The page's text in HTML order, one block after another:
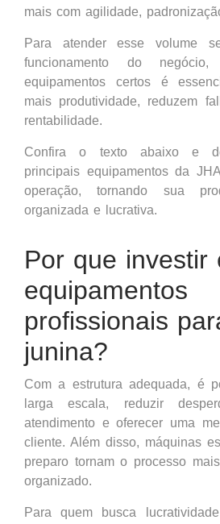
mais com agilidade,
Para atender esse volume
funcionamento do
equipamentos certos é
mais produtividade, reduzem
rentabilidade.
Confira o texto abaixo e
principais equipamentos da
operação, tornando sua
organizada e lucrativa.
Por que investir
equipamentos
profissionais
junina?
Com a estrutura adequada, é
larga escala, reduzir
atendimento e oferecer uma
cliente. Além disso, máquinas
preparo tornam o processo
organizado.
Para quem busca